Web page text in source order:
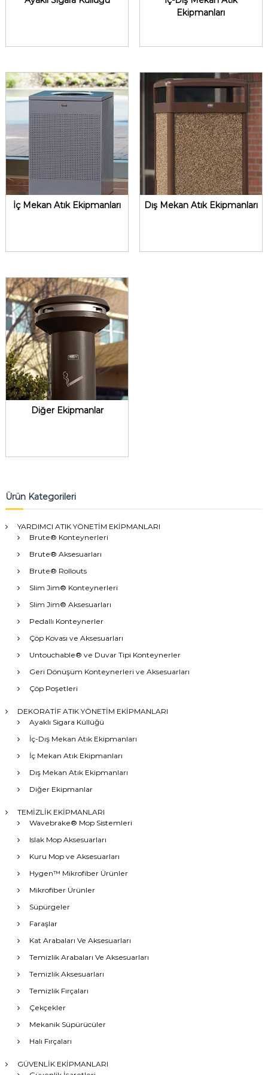
Ekipmanları
İç Mekan Atık Ekipmanları Dış Mekan Atık Ekipmanları
Diğer Ekipmanlar
Ürün Kategorileri
YARDIMCI ATIK YÖNETİM EKİPMANLARI
Brute® Konteynerleri
Brute® Aksesuarları
Brute® Rollouts
Slim Jim® Konteynerleri
Slim Jim® Aksesuarları
Pedallı Konteynerler
Çöp Kovası ve Aksesuarları
Untouchable® ve Duvar Tipi Konteynerler
Geri Dönüşüm Konteynerleri ve Aksesuarları
Çöp Poşetleri
DEKORATİF ATIK YÖNETİM EKİPMANLARI
Ayaklı Sigara Küllüğü
İç-Dış Mekan Atık Ekipmanları
İç Mekan Atık Ekipmanları
Dış Mekan Atık Ekipmanları
Diğer Ekipmanlar
TEMİZLİK EKİPMANLARI
Wavebrake® Mop Sistemleri
Islak Mop Aksesuarları
Kuru Mop ve Aksesuarları
Hygen™ Mikrofiber Ürünler
Mikrofiber Ürünler
Süpürgeler
Faraşlar
Kat Arabaları Ve Aksesuarları
Temizlik Arabaları Ve Aksesuarları
Temizlik Aksesuarları
Temizlik Fırçaları
Çekçekler
Mekanik Süpürücüler
Halı Fırçaları
GÜVENLİK EKİPMANLARI